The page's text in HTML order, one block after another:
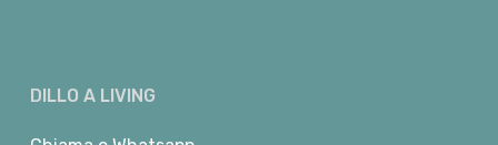
DILLO A LIVING